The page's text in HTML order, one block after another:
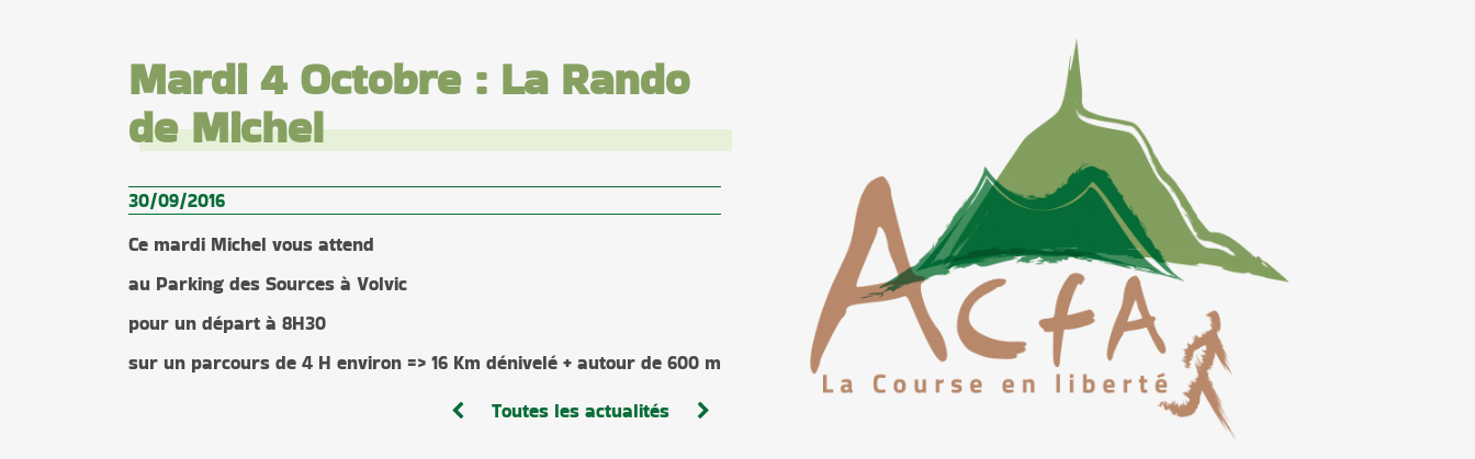
Mardi 4 Octobre : La Rando
de Michel
30/09/2016
Ce mardi Michel vous attend
au Parking des Sources à Volvic
pour un départ à 8H30
sur un parcours de 4 H environ => 16 Km dénivelé + autour de 600 m
Toutes les actualités